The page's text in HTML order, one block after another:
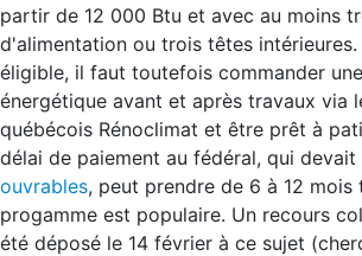
partir de 12 000 Btu et avec au moins
d'alimentation ou trois têtes
éligible, il faut toutefois commander
énergétique avant et après travaux via
québécois Rénoclimat et être prêt à
délai de paiement au fédéral, qui
ouvrables, peut prendre de 6 à 12 mois
progamme est populaire. Un recours
été déposé le 14 février à ce sujet